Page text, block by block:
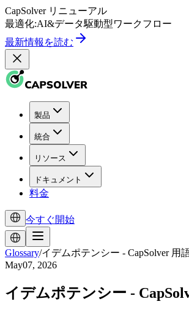
CapSolver リニューアル
最適化:AI&データ駆動型ワークフロー
最新情報を読む
製品
統合
リソース
ドキュメント
料金
今すぐ開始
Glossary/イデムポテンシー - CapSolver 用
May07, 2026
イデムポテンシー -